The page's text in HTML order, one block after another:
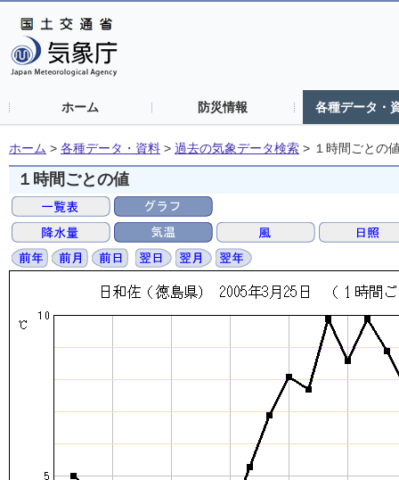
ホーム 防災情報 各種データ・
ホーム > 各種データ・資料 > 過去の気象データ検索 > １時間ごとの
１時間ごとの値